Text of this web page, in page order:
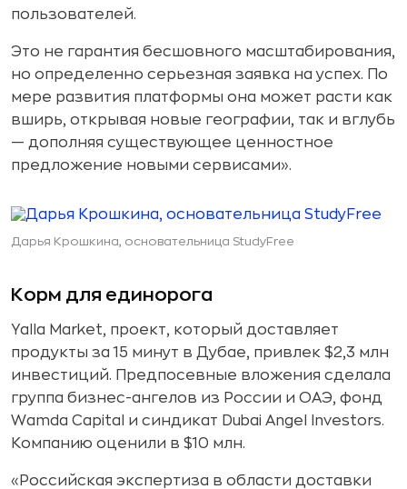
пользователей.
Это не гарантия бесшовного масштабирования,
но определенно серьезная заявка на успех. По
мере развития платформы она может расти как
вширь, открывая новые географии, так и вглубь
— дополняя существующее ценностное
предложение новыми сервисами».
Дарья Крошкина, основательница StudyFree
Корм для единорога
Yalla Market, проект, который доставляет
продукты за 15 минут в Дубае, привлек $2,3 млн
инвестиций. Предпосевные вложения сделала
группа бизнес-ангелов из России и ОАЭ, фонд
Wamda Capital и синдикат Dubai Angel Investors.
Компанию оценили в $10 млн.
«Российская экспертиза в области доставки